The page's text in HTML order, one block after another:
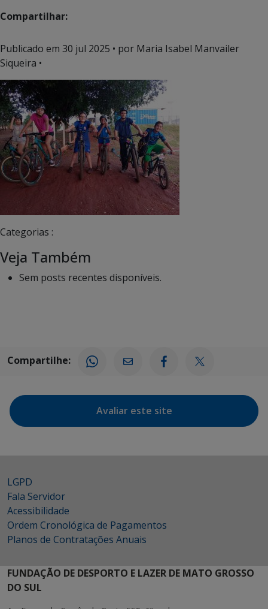
Compartilhar:
Publicado em 30 jul 2025 • por Maria Isabel Manvailer
Siqueira •
Categorias :
Veja Também
Sem posts recentes disponíveis.
Compartilhe:
Avaliar este site
LGPD
Fala Servidor
Acessibilidade
Ordem Cronológica de Pagamentos
Planos de Contratações Anuais
FUNDAÇÃO DE DESPORTO E LAZER DE MATO GROSSO
DO SUL